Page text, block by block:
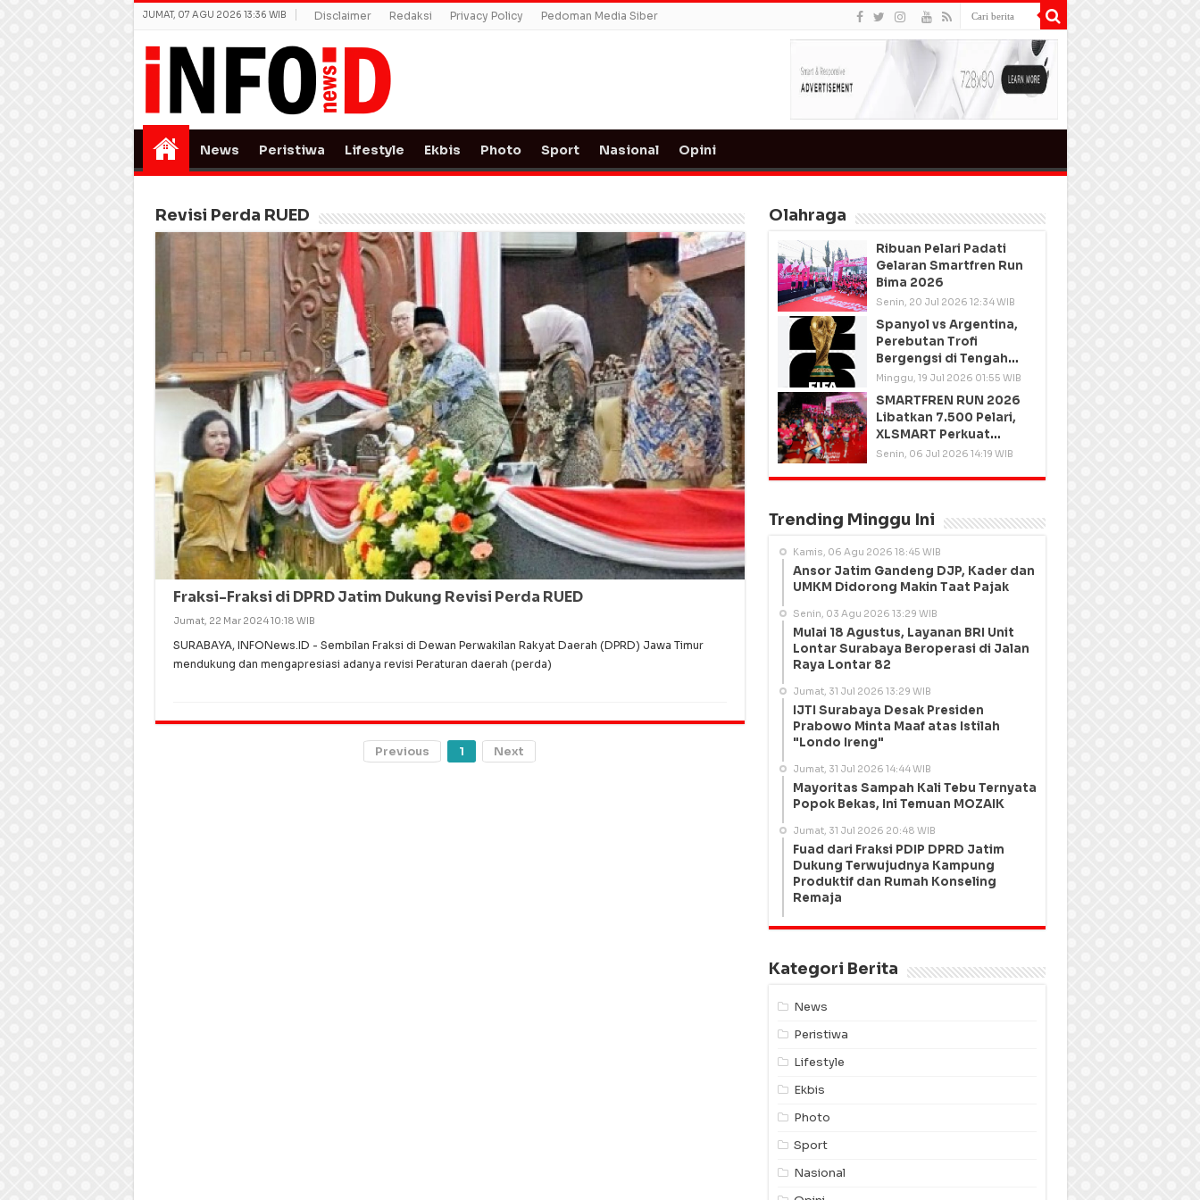
JUMAT, 07 AGU 2026 13:36 WIB Disclaimer Redaksi Privacy Policy Pedoman Media Siber
News Peristiwa Lifestyle Ekbis Photo Sport Nasional Opini
Revisi Perda RUED
Fraksi-Fraksi di DPRD Jatim Dukung Revisi Perda RUED
Jumat, 22 Mar 2024 10:18 WIB
SURABAYA, INFONews.ID - Sembilan Fraksi di Dewan Perwakilan Rakyat Daerah (DPRD) Jawa Timur
mendukung dan mengapresiasi adanya revisi Peraturan daerah (perda)
Previous 1 Next
Olahraga
Ribuan Pelari Padati
Gelaran Smartfren Run
Bima 2026
Senin, 20 Jul 2026 12:34 WIB
Spanyol vs Argentina,
Perebutan Trofi
Bergengsi di Tengah
Semangat Persatuan
Minggu, 19 Jul 2026 01:55 WIB
SMARTFREN RUN 2026
Libatkan 7.500 Pelari,
XLSMART Perkuat
Kedekatan dengan
Senin, 06 Jul 2026 14:19 WIB
Trending Minggu Ini
Kamis, 06 Agu 2026 18:45 WIB
Ansor Jatim Gandeng DJP, Kader dan
UMKM Didorong Makin Taat Pajak
Senin, 03 Agu 2026 13:29 WIB
Mulai 18 Agustus, Layanan BRI Unit
Lontar Surabaya Beroperasi di Jalan
Raya Lontar 82
Jumat, 31 Jul 2026 13:29 WIB
IJTI Surabaya Desak Presiden
Prabowo Minta Maaf atas Istilah
"Londo Ireng"
Jumat, 31 Jul 2026 14:44 WIB
Mayoritas Sampah Kali Tebu Ternyata
Popok Bekas, Ini Temuan MOZAIK
Jumat, 31 Jul 2026 20:48 WIB
Fuad dari Fraksi PDIP DPRD Jatim
Dukung Terwujudnya Kampung
Produktif dan Rumah Konseling
Remaja
Kategori Berita
News
Peristiwa
Lifestyle
Ekbis
Photo
Sport
Nasional